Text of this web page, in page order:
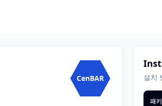
CenBAR 설치
패